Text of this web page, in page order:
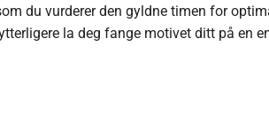
du vurderer den gyldne timen for
la deg fange motivet ditt på en